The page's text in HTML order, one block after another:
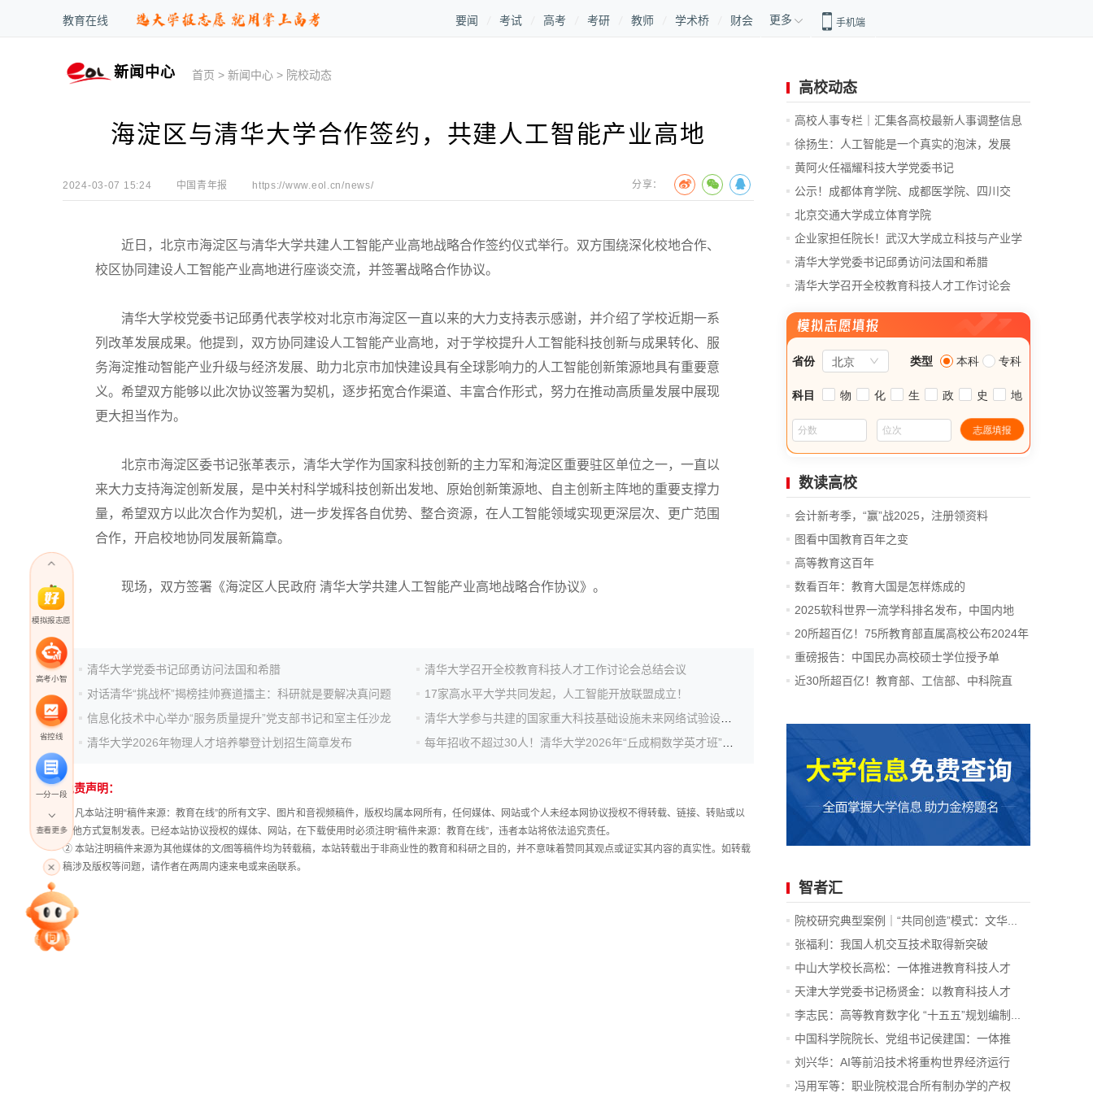
教育在线 要闻 考试 高考 考研 教师 学术桥 财会 更多 手机端
新闻中心 首页 >新闻中心 > 院校动态
海淀区与清华大学合作签约，共建人工智能产业高地
2024-03-07 15:24 中国青年报 https://www.eol.cn/news/ 分享：
近日，北京市海淀区与清华大学共建人工智能产业高地战略合作签约仪式举行。双方围绕深化校地合作、
校区协同建设人工智能产业高地进行座谈交流，并签署战略合作协议。
清华大学校党委书记邱勇代表学校对北京市海淀区一直以来的大力支持表示感谢，并介绍了学校近期一系
列改革发展成果。他提到，双方协同建设人工智能产业高地，对于学校提升人工智能科技创新与成果转化、服
务海淀推动智能产业升级与经济发展、助力北京市加快建设具有全球影响力的人工智能创新策源地具有重要意
义。希望双方能够以此次协议签署为契机，逐步拓宽合作渠道、丰富合作形式，努力在推动高质量发展中展现
更大担当作为。
北京市海淀区委书记张革表示，清华大学作为国家科技创新的主力军和海淀区重要驻区单位之一，一直以
来大力支持海淀创新发展，是中关村科学城科技创新出发地、原始创新策源地、自主创新主阵地的重要支撑力
量，希望双方以此次合作为契机，进一步发挥各自优势、整合资源，在人工智能领域实现更深层次、更广范围
合作，开启校地协同发展新篇章。
现场，双方签署《海淀区人民政府 清华大学共建人工智能产业高地战略合作协议》。
清华大学党委书记邱勇访问法国和希腊
清华大学召开全校教育科技人才工作讨论会总结会议
对话清华“挑战杯”揭榜挂帅赛道擂主：科研就是要解决真问题
17家高水平大学共同发起，人工智能开放联盟成立！
信息化技术中心举办“服务质量提升”党支部书记和室主任沙龙
清华大学2026年物理人才培养攀登计划招生简章发布
免责声明：
① 凡本站注明“稿件来源：教育在线”的所有文字、图片和音视频稿件，版权均属本网所有，任何媒体、网站或个人未经本网协议授权不得转载、链接、转贴或以
其他方式复制发表。已经本站协议授权的媒体、网站，在下载使用时必须注明“稿件来源：教育在线”，违者本站将依法追究责任。
② 本站注明稿件来源为其他媒体的文/图等稿件均为转载稿，本站转载出于非商业性的教育和科研之目的，并不意味着赞同其观点或证实其内容的真实性。如转载
稿涉及版权等问题，请作者在两周内速来电或来函联系。
高校动态
高校人事专栏｜汇集各高校最新人事调整信息
徐扬生：人工智能是一个真实的泡沫，发展
前...
黄阿火任福耀科技大学党委书记
公示！成都体育学院、成都医学院、四川交
通...
北京交通大学成立体育学院
企业家担任院长！武汉大学成立科技与产业学
院
清华大学党委书记邱勇访问法国和希腊
清华大学召开全校教育科技人才工作讨论会
模拟报志愿
高考小智
省控线
一分一段
高考直播
专家指导课
查看更多
数读高校
会计新考季，“赢”战2025，注册领资料
图看中国教育百年之变
高等教育这百年
数看百年：教育大国是怎样炼成的
2025软科世界一流学科排名发布，中国内地
14...
20所超百亿！75所教育部直属高校公布2024年
决算
重磅报告：中国民办高校硕士学位授予单
位、...
近30所超百亿！教育部、工信部、中科院直
智者汇
院校研究典型案例｜“共同创造”模式：文华...
张福利：我国人机交互技术取得新突破
中山大学校长高松：一体推进教育科技人才
发...
天津大学党委书记杨贤金：以教育科技人才
一...
李志民：高等教育数字化 “十五五”规划编制...
中国科学院院长、党组书记侯建国：一体推
进...
刘兴华：AI等前沿技术将重构世界经济运行
底...
冯用军等：职业院校混合所有制办学的产权